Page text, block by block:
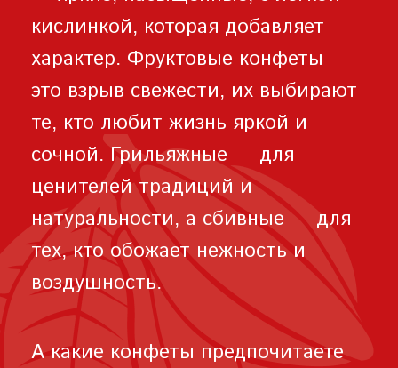
кислинкой, которая добавляет
характер. Фруктовые конфеты —
это взрыв свежести, их выбирают
те, кто любит жизнь яркой и
сочной. Грильяжные — для
ценителей традиций и
натуральности, а сбивные — для
тех, кто обожает нежность и
воздушность.
А какие конфеты предпочитаете